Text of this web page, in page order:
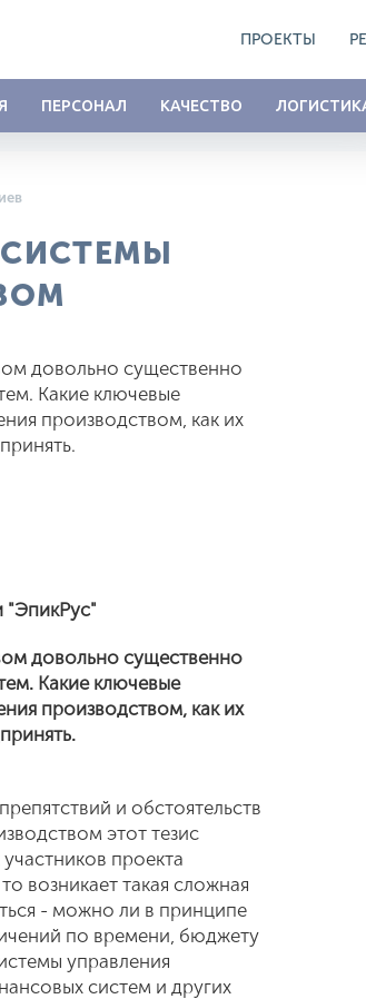
ПРОЕКТЫ
ПЕРСОНАЛ КАЧЕСТВО
довольно существенно
Какие ключевые
производством, как их
"ЭпикРус"
довольно существенно
Какие ключевые
производством, как их
и обстоятельств
этот тезис
проекта
возникает такая сложная
- можно ли в принципе
по времени, бюджету
управления
систем и других